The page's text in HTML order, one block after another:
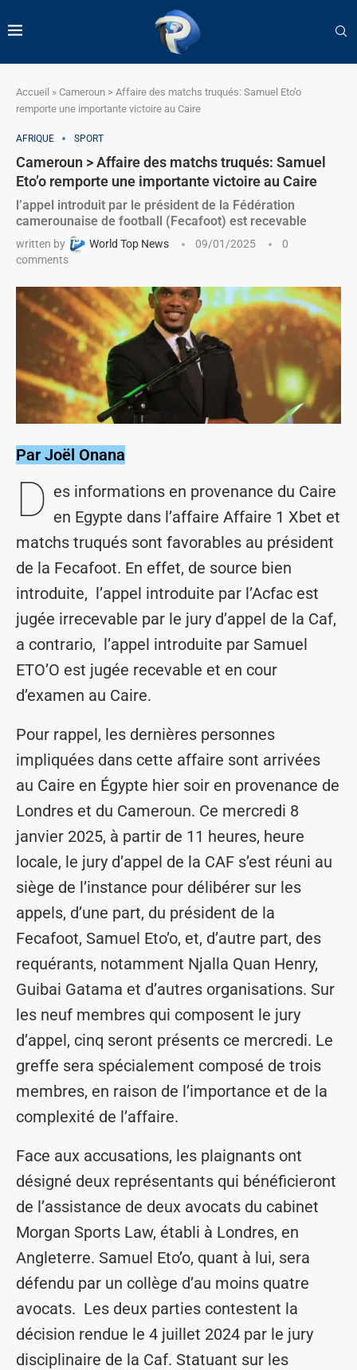
Accueil » Cameroun > Affaire des matchs truqués: Samuel Eto’o
remporte une importante victoire au Caire
AFRIQUE SPORT
Cameroun > Affaire des matchs truqués: Samuel
Eto’o remporte une importante victoire au Caire
l’appel introduit par le président de la Fédération
camerounaise de football (Fecafoot) est recevable
written by World Top News 09/01/2025
0
comments
Par Joël Onana
D es informations en provenance du Caire
en Egypte dans l’affaire Affaire 1 Xbet et
matchs truqués sont favorables au président
de la Fecafoot. En effet, de source bien
introduite, l’appel introduite par l’Acfac est
jugée irrecevable par le jury d’appel de la Caf,
a contrario, l’appel introduite par Samuel
ETO’O est jugée recevable et en cour
d’examen au Caire.
Pour rappel, les dernières personnes
impliquées dans cette affaire sont arrivées
au Caire en Égypte hier soir en provenance de
Londres et du Cameroun. Ce mercredi 8
janvier 2025, à partir de 11 heures, heure
locale, le jury d’appel de la CAF s’est réuni au
siège de l’instance pour délibérer sur les
appels, d’une part, du président de la
Fecafoot, Samuel Eto’o, et, d’autre part, des
requérants, notamment Njalla Quan Henry,
Guibai Gatama et d’autres organisations. Sur
les neuf membres qui composent le jury
d’appel, cinq seront présents ce mercredi. Le
greffe sera spécialement composé de trois
membres, en raison de l’importance et de la
complexité de l’affaire.
Face aux accusations, les plaignants ont
désigné deux représentants qui bénéficieront
de l’assistance de deux avocats du cabinet
Morgan Sports Law, établi à Londres, en
Angleterre. Samuel Eto’o, quant à lui, sera
défendu par un collège d’au moins quatre
avocats. Les deux parties contestent la
décision rendue le 4 juillet 2024 par le jury
disciplinaire de la Caf. Statuant sur les